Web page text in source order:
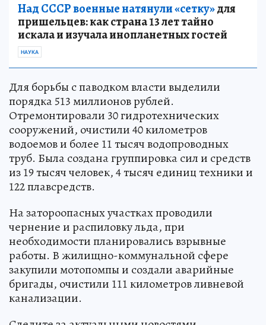
Над СССР военные натянули «сетку»для
пришельцев: как страна 13 лет тайно
искала и изучала инопланетных гостей
НАУКА
Для борьбы с паводком власти выделили
порядка 513 миллионов рублей.
Отремонтировали 30 гидротехнических
сооружений, очистили 40 километров
водоемов и более 11 тысяч водопроводных
труб. Была создана группировка сил и средств
из 19 тысяч человек, 4 тысяч единиц техники и
122 плавсредств.
На затороопасных участках проводили
чернение и распиловку льда, при
необходимости планировались взрывные
работы. В жилищно-коммунальной сфере
закупили мотопомпы и создали аварийные
бригады, очистили 111 километров ливневой
канализации.